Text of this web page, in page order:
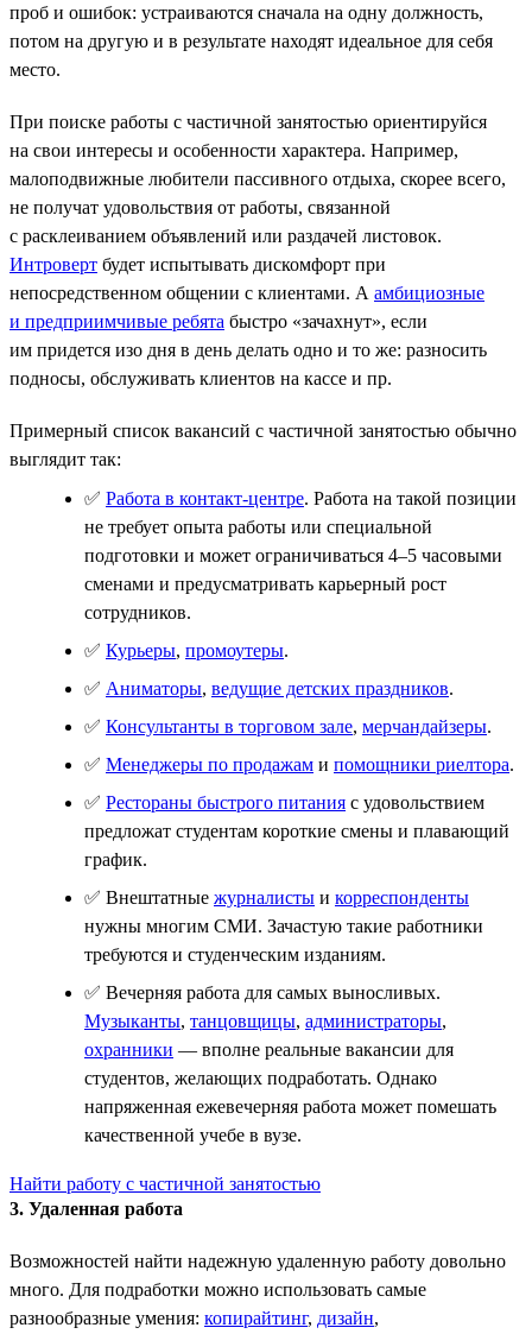
проб и ошибок: устраиваются сначала на одну должность,
потом на другую и в результате находят идеальное для себя
место.
При поиске работы с частичной занятостью ориентируйся
на свои интересы и особенности характера. Например,
малоподвижные любители пассивного отдыха, скорее всего,
не получат удовольствия от работы, связанной
с расклеиванием объявлений или раздачей листовок.
Интроверт будет испытывать дискомфорт при
непосредственном общении с клиентами. А амбициозные
и предприимчивые ребята быстро «зачахнут», если
им придется изо дня в день делать одно и то же: разносить
подносы, обслуживать клиентов на кассе и пр.
Примерный список вакансий с частичной занятостью обычно
выглядит так:
✅ Работа в контакт-центре. Работа на такой позиции
не требует опыта работы или специальной
подготовки и может ограничиваться 4–5 часовыми
сменами и предусматривать карьерный рост
сотрудников.
✅ Курьеры, промоутеры.
✅ Аниматоры, ведущие детских праздников.
✅ Консультанты в торговом зале, мерчандайзеры.
✅ Менеджеры по продажам и помощники риелтора.
✅ Рестораны быстрого питания с удовольствием
предложат студентам короткие смены и плавающий
график.
✅ Внештатные журналисты и корреспонденты
нужны многим СМИ. Зачастую такие работники
требуются и студенческим изданиям.
✅ Вечерняя работа для самых выносливых.
Музыканты, танцовщицы, администраторы,
охранники — вполне реальные вакансии для
студентов, желающих подработать. Однако
напряженная ежевечерняя работа может помешать
качественной учебе в вузе.
Найти работу с частичной занятостью
3. Удаленная работа
Возможностей найти надежную удаленную работу довольно
много. Для подработки можно использовать самые
разнообразные умения: копирайтинг, дизайн,